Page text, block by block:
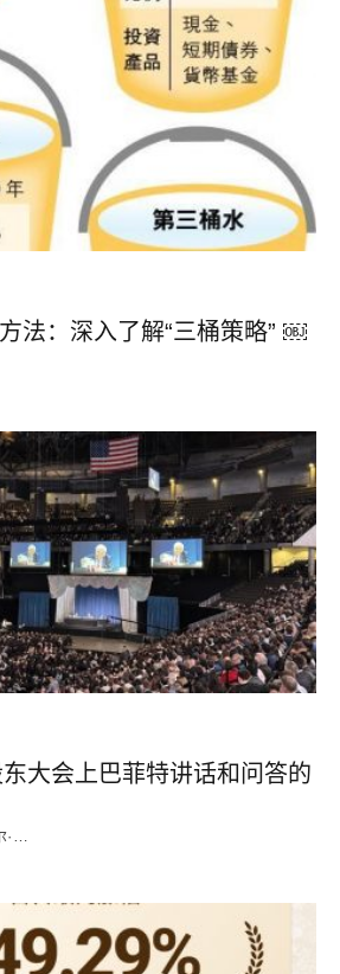
法：深入了解“三桶策略” ￼
大会上巴菲特讲话和问答的
·…